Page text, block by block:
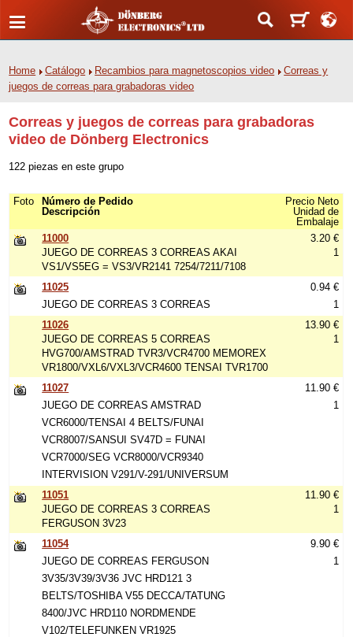
Home Catálogo Recambios para magnetoscopios video
Correas y
juegos de correas para grabadoras video
Correas y juegos de correas para grabadoras
video de Dönberg Electronics
122 piezas en este grupo
Foto
Número de Pedido
Descripción
Precio Neto
Unidad de
Embalaje
11000
JUEGO DE CORREAS 3 CORREAS AKAI
VS1/VS5EG = VS3/VR2141 7254/7211/7108
3.20 €
1
11025
JUEGO DE CORREAS 3 CORREAS
0.94 €
1
11026
JUEGO DE CORREAS 5 CORREAS
HVG700/AMSTRAD TVR3/VCR4700 MEMOREX
VR1800/VXL6/VXL3/VCR4600 TENSAI TVR1700
13.90 €
1
11027
JUEGO DE CORREAS AMSTRAD
VCR6000/TENSAI 4 BELTS/FUNAI
VCR8007/SANSUI SV47D = FUNAI
VCR7000/SEG VCR8000/VCR9340
INTERVISION V291/V-291/UNIVERSUM
11.90 €
1
11051
JUEGO DE CORREAS 3 CORREAS
FERGUSON 3V23
11.90 €
1
11054
JUEGO DE CORREAS FERGUSON
3V35/3V39/3V36 JVC HRD121 3
BELTS/TOSHIBA V55 DECCA/TATUNG
8400/JVC HRD110 NORDMENDE
V102/TELEFUNKEN VR1925
9.90 €
1